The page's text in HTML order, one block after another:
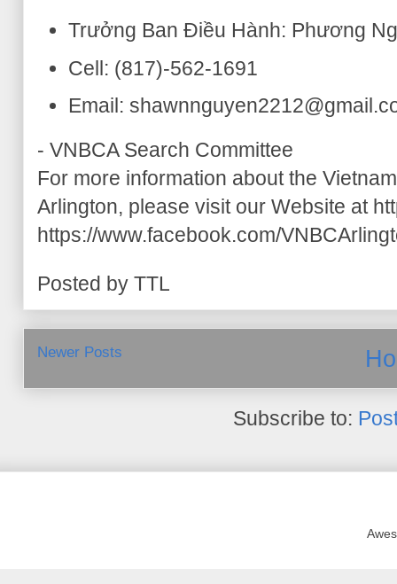
Trưởng Ban Điều Hành: Phương
Cell: (817)-562-1691
Email:
- VNBCA Search Committee
For more information about the
Arlington, please visit our Website at
https://www.facebook.com/
Posted by TTL
Newer Posts
Subscribe to: